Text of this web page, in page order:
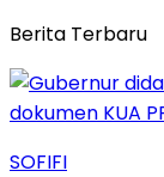
Berita Terbaru
SOFIFI